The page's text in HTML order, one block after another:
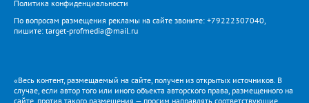
Политика конфиденциальности
По вопросам размещения рекламы на сайте звоните: +79222307040,
пишите: target-profmedia@mail.ru
«Весь контент, размещаемый на сайте, получен из открытых источников. В
случае, если автор того или иного объекта авторского права, размещенного на
сайте, против такого размещения — просим направлять соответствующие